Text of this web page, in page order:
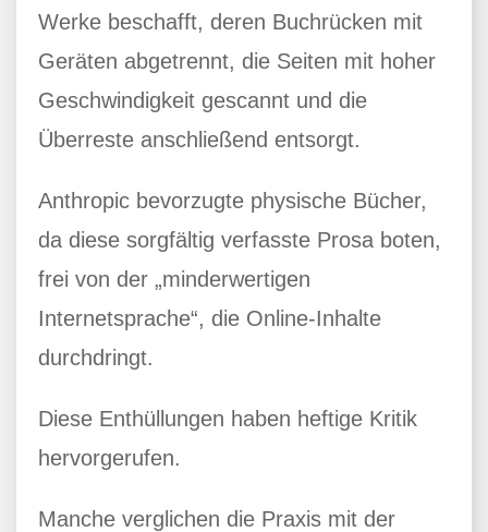
Werke beschafft, deren Buchrücken mit
Geräten abgetrennt, die Seiten mit hoher
Geschwindigkeit gescannt und die
Überreste anschließend entsorgt.
Anthropic bevorzugte physische Bücher,
da diese sorgfältig verfasste Prosa boten,
frei von der „minderwertigen
Internetsprache“, die Online-Inhalte
durchdringt.
Diese Enthüllungen haben heftige Kritik
hervorgerufen.
Manche verglichen die Praxis mit der